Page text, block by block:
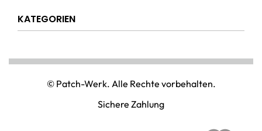
Widerrufsrecht
Versandkostenpauschale
Mein Konto
KATEGORIEN
PAINTBALL & AIRSOFT
PUNISHER & SKULLS
© Patch-Werk. Alle Rechte vorbehalten.
Sichere Zahlung